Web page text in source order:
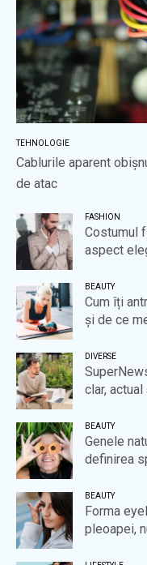
TEHNOLOGIE
Cablurile aparent
de atac
FASHION
Costumul
aspect
BEAUTY
Cum îți
și de ce
DIVERSE
clar,
BEAUTY
Genele
definirea
BEAUTY
Forma
pleoapei,